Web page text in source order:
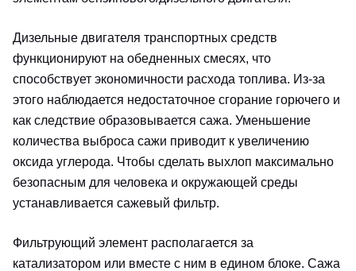
Дизельные двигателя транспортных средств
функционируют на обедненных смесях, что
способствует экономичности расхода топлива. Из-за
этого наблюдается недостаточное сгорание горючего и
как следствие образовывается сажа. Уменьшение
количества выброса сажи приводит к увеличению
оксида углерода. Чтобы сделать выхлоп максимально
безопасным для человека и окружающей среды
устанавливается сажевый фильтр.
Фильтрующий элемент располагается за
катализатором или вместе с ним в едином блоке. Сажа